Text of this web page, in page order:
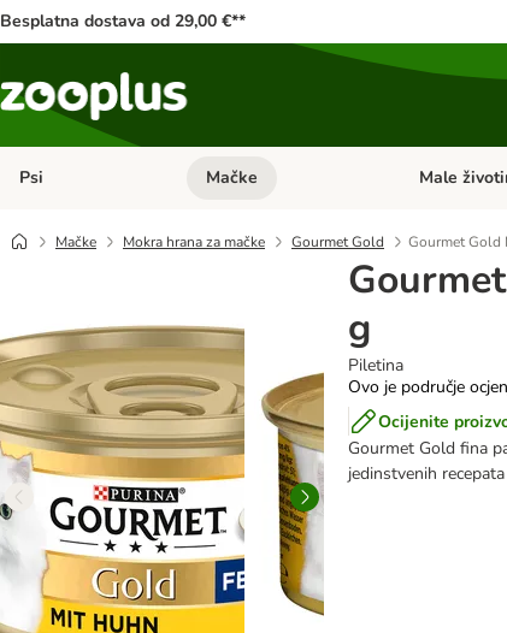
Besplatna dostava od 29,00 €**
Psi Pregled kategorija: Psi
Mačke Pregled
Male
Mačke Mokra hrana za mačke Gourmet Gold Gourmet Gold
g
Piletina
Ovo je područje
Ocijenite
Gourmet Gold fina
jedinstvenih